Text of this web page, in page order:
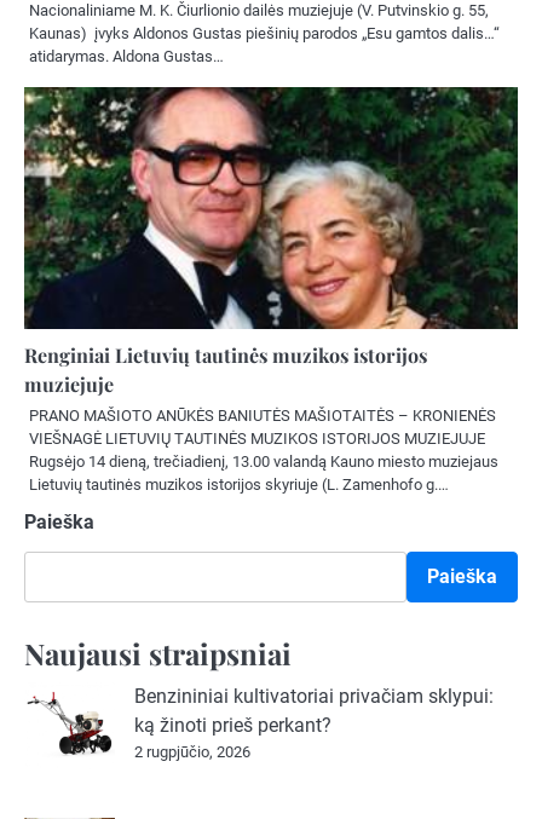
Nacionaliniame M. K. Čiurlionio dailės muziejuje (V. Putvinskio g. 55,
Kaunas) įvyks Aldonos Gustas piešinių parodos „Esu gamtos dalis…“
atidarymas. Aldona Gustas…
Renginiai Lietuvių tautinės muzikos istorijos
muziejuje
PRANO MAŠIOTO ANŪKĖS BANIUTĖS MAŠIOTAITĖS – KRONIENĖS
VIEŠNAGĖ LIETUVIŲ TAUTINĖS MUZIKOS ISTORIJOS MUZIEJUJE
Rugsėjo 14 dieną, trečiadienį, 13.00 valandą Kauno miesto muziejaus
Lietuvių tautinės muzikos istorijos skyriuje (L. Zamenhofo g.…
Paieška
Paieška
Naujausi straipsniai
Benzininiai kultivatoriai privačiam sklypui:
ką žinoti prieš perkant?
2 rugpjūčio, 2026